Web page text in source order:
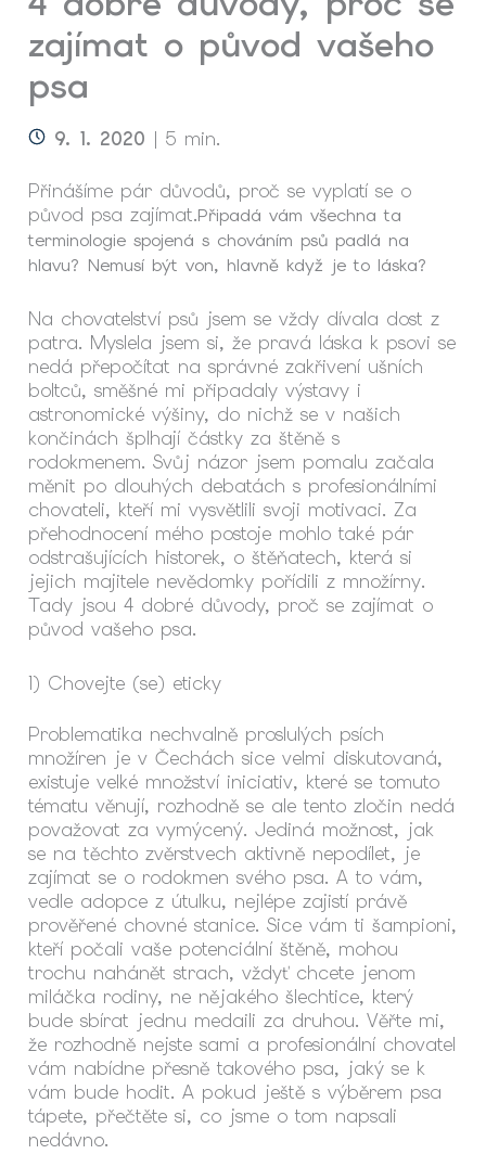
zajímat o původ vašeho
psa
9. 1. 2020 | 5 min.
Přinášíme pár důvodů, proč se vyplatí se o
původ psa zajímat.Připadá vám všechna ta
terminologie spojená s chováním psů padlá na
hlavu? Nemusí být von, hlavně když je to láska?
Na chovatelství psů jsem se vždy dívala dost z
patra. Myslela jsem si, že pravá láska k psovi se
nedá přepočítat na správné zakřivení ušních
boltců, směšné mi připadaly výstavy i
astronomické výšiny, do nichž se v našich
končinách šplhají částky za štěně s
rodokmenem. Svůj názor jsem pomalu začala
měnit po dlouhých debatách s profesionálními
chovateli, kteří mi vysvětlili svoji motivaci. Za
přehodnocení mého postoje mohlo také pár
odstrašujících historek, o štěňatech, která si
jejich majitele nevědomky pořídili z množírny.
Tady jsou 4 dobré důvody, proč se zajímat o
původ vašeho psa.
1) Chovejte (se) eticky
Problematika nechvalně proslulých psích
množíren je v Čechách sice velmi diskutovaná,
existuje velké množství iniciativ, které se tomuto
tématu věnují, rozhodně se ale tento zločin nedá
považovat za vymýcený. Jediná možnost, jak
se na těchto zvěrstvech aktivně nepodílet, je
zajímat se o rodokmen svého psa. A to vám,
vedle adopce z útulku, nejlépe zajistí právě
prověřené chovné stanice. Sice vám ti šampioni,
kteří počali vaše potenciální štěně, mohou
trochu nahánět strach, vždyť chcete jenom
miláčka rodiny, ne nějakého šlechtice, který
bude sbírat jednu medaili za druhou. Věřte mi,
že rozhodně nejste sami a profesionální chovatel
vám nabídne přesně takového psa, jaký se k
vám bude hodit. A pokud ještě s výběrem psa
tápete, přečtěte si, co jsme o tom napsali
nedávno.